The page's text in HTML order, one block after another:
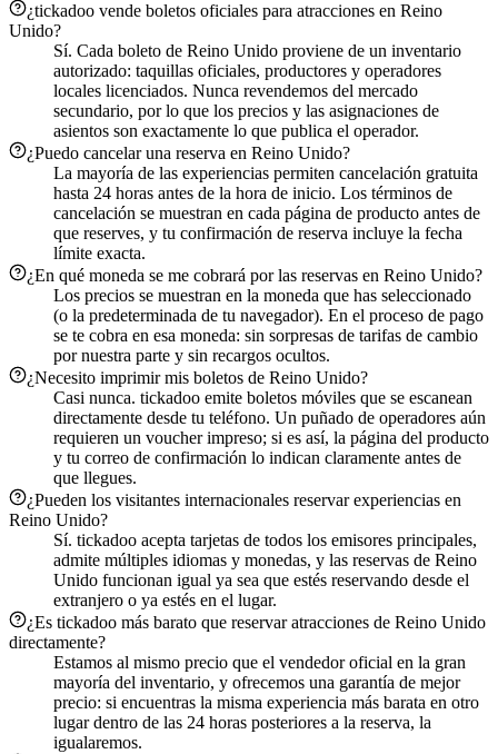
¿tickadoo vende boletos oficiales para atracciones en Reino
Unido?
Sí. Cada boleto de Reino Unido proviene de un inventario
autorizado: taquillas oficiales, productores y operadores
locales licenciados. Nunca revendemos del mercado
secundario, por lo que los precios y las asignaciones de
asientos son exactamente lo que publica el operador.
¿Puedo cancelar una reserva en Reino Unido?
La mayoría de las experiencias permiten cancelación gratuita
hasta 24 horas antes de la hora de inicio. Los términos de
cancelación se muestran en cada página de producto antes de
que reserves, y tu confirmación de reserva incluye la fecha
límite exacta.
¿En qué moneda se me cobrará por las reservas en Reino Unido?
Los precios se muestran en la moneda que has seleccionado
(o la predeterminada de tu navegador). En el proceso de pago
se te cobra en esa moneda: sin sorpresas de tarifas de cambio
por nuestra parte y sin recargos ocultos.
¿Necesito imprimir mis boletos de Reino Unido?
Casi nunca. tickadoo emite boletos móviles que se escanean
directamente desde tu teléfono. Un puñado de operadores aún
requieren un voucher impreso; si es así, la página del producto
y tu correo de confirmación lo indican claramente antes de
que llegues.
¿Pueden los visitantes internacionales reservar experiencias en
Reino Unido?
Sí. tickadoo acepta tarjetas de todos los emisores principales,
admite múltiples idiomas y monedas, y las reservas de Reino
Unido funcionan igual ya sea que estés reservando desde el
extranjero o ya estés en el lugar.
¿Es tickadoo más barato que reservar atracciones de Reino Unido
directamente?
Estamos al mismo precio que el vendedor oficial en la gran
mayoría del inventario, y ofrecemos una garantía de mejor
precio: si encuentras la misma experiencia más barata en otro
lugar dentro de las 24 horas posteriores a la reserva, la
igualaremos.